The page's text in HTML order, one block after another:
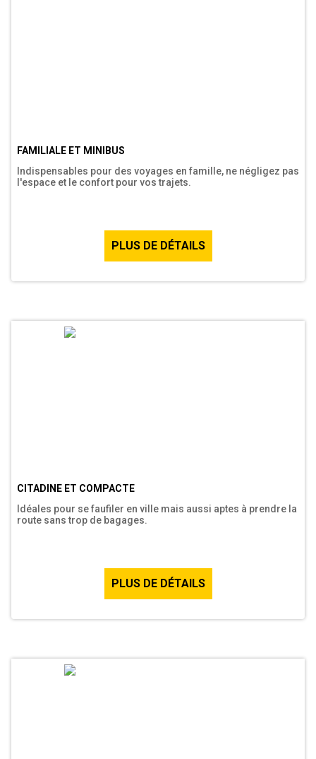
FAMILIALE ET MINIBUS
Indispensables pour des voyages en famille, ne négligez pas
l'espace et le confort pour vos trajets.
PLUS DE DÉTAILS
CITADINE ET COMPACTE
Idéales pour se faufiler en ville mais aussi aptes à prendre la
route sans trop de bagages.
PLUS DE DÉTAILS